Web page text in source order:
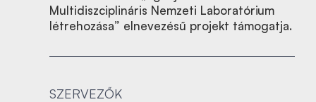
Multidiszciplináris Nemzeti Laboratórium
létrehozása” elnevezésű projekt támogatja.
SZERVEZŐK